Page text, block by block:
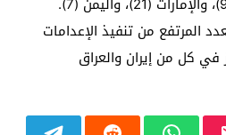
المرتفع من تنفيذ الإعدامات
كل من إيران والعراق